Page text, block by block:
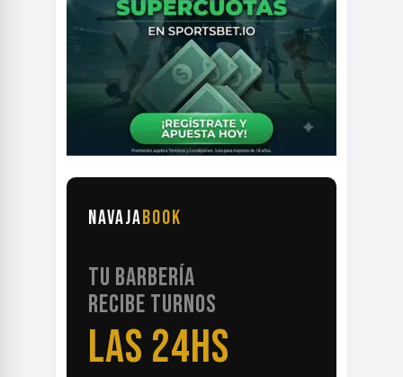
NAVAJABOOK
TU BARBERÍA
RECIBE TURNOS
LAS 24HS